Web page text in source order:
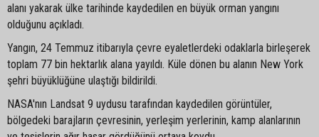
alanı yakarak ülke tarihinde kaydedilen en büyük orman yangını
olduğunu açıkladı.
Yangın, 24 Temmuz itibarıyla çevre eyaletlerdeki odaklarla birleşerek
toplam 77 bin hektarlık alana yayıldı. Küle dönen bu alanın New York
şehri büyüklüğüne ulaştığı bildirildi.
NASA'nın Landsat 9 uydusu tarafından kaydedilen görüntüler,
bölgedeki barajların çevresinin, yerleşim yerlerinin, kamp alanlarının